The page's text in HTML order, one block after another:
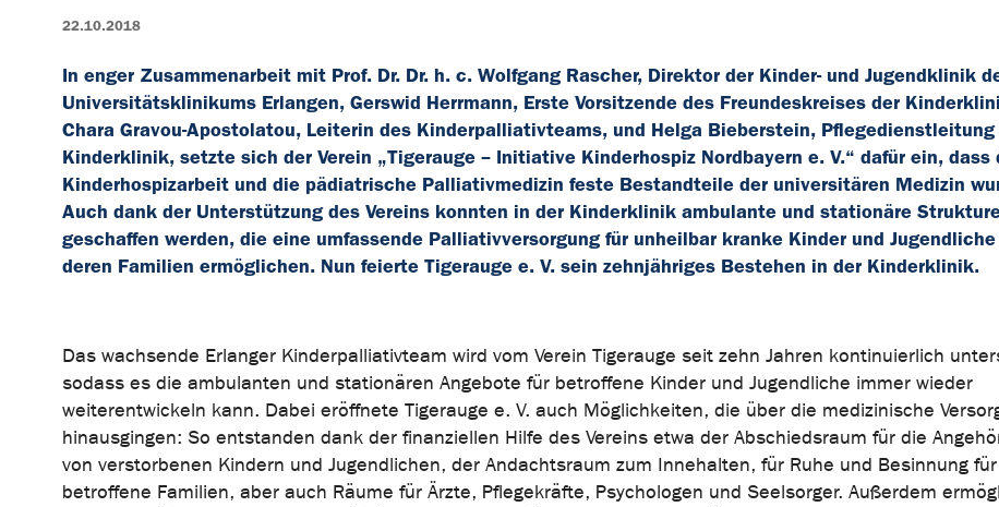
22.10.2018
In enger Zusammenarbeit mit Prof. Dr. Dr. h. c. Wolfgang Rascher, Direktor der Kinder- und Jugendklinik
Universitätsklinikums Erlangen, Gerswid Herrmann, Erste Vorsitzende des Freundeskreises der
Chara Gravou-Apostolatou, Leiterin des Kinderpalliativteams, und Helga Bieberstein, Pflegedienstleitung
Kinderklinik, setzte sich der Verein „Tigerauge – Initiative Kinderhospiz Nordbayern e. V.“ dafür ein, dass
Kinderhospizarbeit und die pädiatrische Palliativmedizin feste Bestandteile der universitären Medizin
Auch dank der Unterstützung des Vereins konnten in der Kinderklinik ambulante und stationäre
geschaffen werden, die eine umfassende Palliativversorgung für unheilbar kranke Kinder und
deren Familien ermöglichen. Nun feierte Tigerauge e. V. sein zehnjähriges Bestehen in der Kinderklinik.
Das wachsende Erlanger Kinderpalliativteam wird vom Verein Tigerauge seit zehn Jahren kontinuierlich
sodass es die ambulanten und stationären Angebote für betroffene Kinder und Jugendliche immer wieder
weiterentwickeln kann. Dabei eröffnete Tigerauge e. V. auch Möglichkeiten, die über die medizinische
hinausgingen: So entstanden dank der finanziellen Hilfe des Vereins etwa der Abschiedsraum für die
von verstorbenen Kindern und Jugendlichen, der Andachtsraum zum Innehalten, für Ruhe und Besinnung für
betroffene Familien, aber auch Räume für Ärzte, Pflegekräfte, Psychologen und Seelsorger. Außerdem